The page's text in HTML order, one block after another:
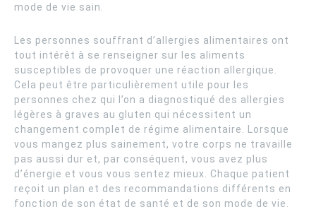
mode de vie sain.
Les personnes souffrant d’allergies alimentaires ont
tout intérêt à se renseigner sur les aliments
susceptibles de provoquer une réaction allergique.
Cela peut être particulièrement utile pour les
personnes chez qui l’on a diagnostiqué des allergies
légères à graves au gluten qui nécessitent un
changement complet de régime alimentaire. Lorsque
vous mangez plus sainement, votre corps ne travaille
pas aussi dur et, par conséquent, vous avez plus
d’énergie et vous vous sentez mieux. Chaque patient
reçoit un plan et des recommandations différents en
fonction de son état de santé et de son mode de vie.